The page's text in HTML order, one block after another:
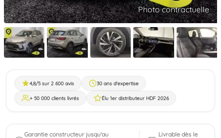
Photo contractuelle
4,8/5 sur 2 600 avis 30 ans d'expertise
+ 50 000 clients livrés Élu 1er distributeur HDF 2026
Garantie constructeur jusqu'au Livrable dès le